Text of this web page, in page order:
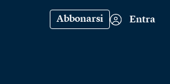
Abbonarsi Entra